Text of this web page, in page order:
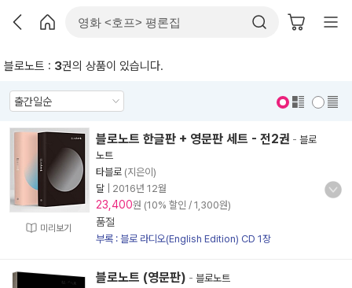
블로노트 : 3권의 상품이 있습니다.
미리보기
블로노트 한글판 + 영문판 세트 - 전2권 - 블로
노트
타블로 (지은이)
달
2016년 12월
23,400원 (10% 할인 / 1,300원)
품절
부록 : 블로 라디오(English Edition) CD 1장
블로노트 (영문판) - 블로노트